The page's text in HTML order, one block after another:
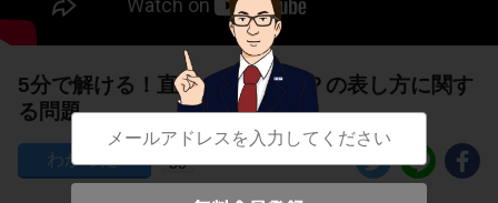
5分で解ける！直線ＡＢ上の点Ｐの表し方に関す
る問題
35